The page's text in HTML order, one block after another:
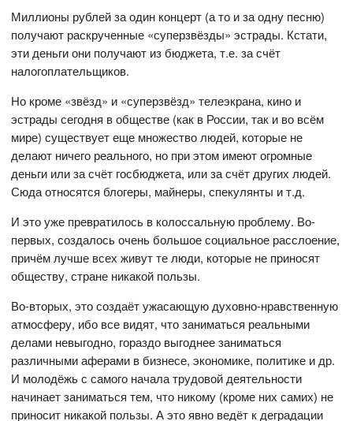
Миллионы рублей за один концерт (а то и за одну песню)
получают раскрученные «суперзвёзды» эстрады. Кстати,
эти деньги они получают из бюджета, т.е. за счёт
налогоплательщиков.
Но кроме «звёзд» и «суперзвёзд» телеэкрана, кино и
эстрады сегодня в обществе (как в России, так и во всём
мире) существует еще множество людей, которые не
делают ничего реального, но при этом имеют огромные
деньги или за счёт госбюджета, или за счёт других людей.
Сюда относятся блогеры, майнеры, спекулянты и т.д.
И это уже превратилось в колоссальную проблему. Во-
первых, создалось очень большое социальное расслоение,
причём лучше всех живут те люди, которые не приносят
обществу, стране никакой пользы.
Во-вторых, это создаёт ужасающую духовно-нравственную
атмосферу, ибо все видят, что заниматься реальными
делами невыгодно, гораздо выгоднее заниматься
различными аферами в бизнесе, экономике, политике и др.
И молодёжь с самого начала трудовой деятельности
начинает заниматься тем, что никому (кроме них самих) не
приносит никакой пользы. А это явно ведёт к деградации